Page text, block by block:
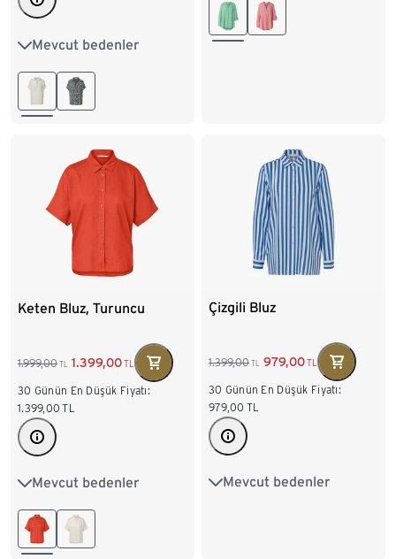
Mevcut bedenler
36 38 40 42
44 46
44 46
Keten Bluz, Turuncu
1.999,00 TL 1.399,00TL
30 Günün En Düşük Fiyatı:
1.399,00 TL
Mevcut bedenler
36 38 40 42
44 46
Çizgili Bluz
1.399,00 TL 979,00TL
30 Günün En Düşük Fiyatı:
979,00 TL
Mevcut bedenler
36 38 40 42